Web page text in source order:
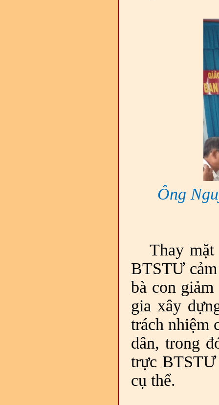
Ông
Thay
BTSTƯ
bà con
gia xây
trách nhiệm
dân, trong
trực BTSTƯ
cụ thể.